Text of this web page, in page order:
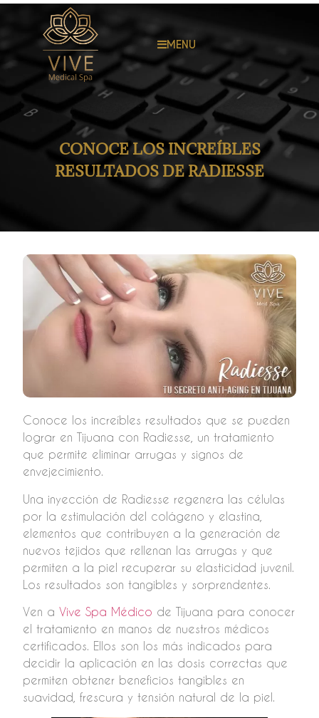
MENU
CONOCE LOS INCREÍBLES
RESULTADOS DE RADIESSE
Conoce los increíbles resultados que se pueden
lograr en Tijuana con Radiesse, un tratamiento
que permite eliminar arrugas y signos de
envejecimiento.
Una inyección de Radiesse regenera las células
por la estimulación del colágeno y elastina,
elementos que contribuyen a la generación de
nuevos tejidos que rellenan las arrugas y que
permiten a la piel recuperar su elasticidad juvenil.
Los resultados son tangibles y sorprendentes.
Ven a Vive Spa Médico de Tijuana para conocer
el tratamiento en manos de nuestros médicos
certificados. Ellos son los más indicados para
decidir la aplicación en las dosis correctas que
permiten obtener beneficios tangibles en
suavidad, frescura y tensión natural de la piel.